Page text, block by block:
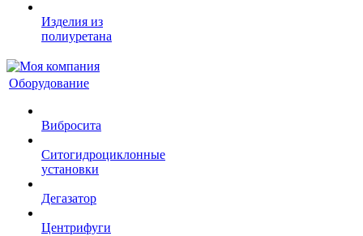
Изделия из
полиуретана
Оборудование
Вибросита
Ситогидроциклонные
установки
Дегазатор
Центрифуги